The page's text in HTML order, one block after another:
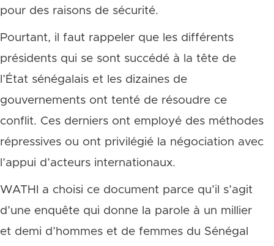
pour des raisons de sécurité.
Pourtant, il faut rappeler que les différents
présidents qui se sont succédé à la tête de
l’État sénégalais et les dizaines de
gouvernements ont tenté de résoudre ce
conflit. Ces derniers ont employé des méthodes
répressives ou ont privilégié la négociation avec
l’appui d’acteurs internationaux.
WATHI a choisi ce document parce qu’il s’agit
d’une enquête qui donne la parole à un millier
et demi d’hommes et de femmes du Sénégal